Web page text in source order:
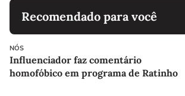
Recomendado para você
NÓS
Influenciador faz comentário
homofóbico em programa de Ratinho